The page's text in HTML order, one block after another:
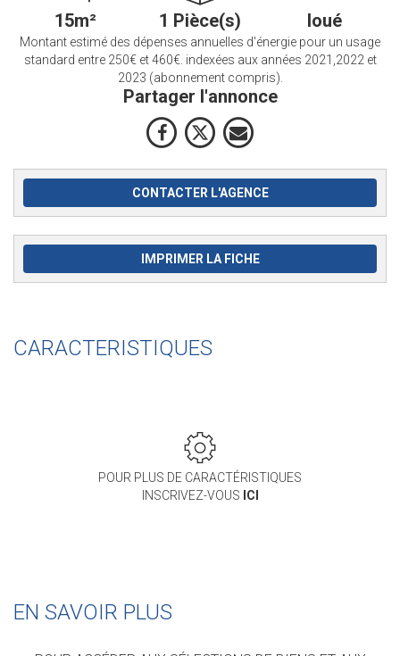
15m² 1 Pièce(s) loué
Montant estimé des dépenses annuelles d'énergie pour un usage
standard entre 250€ et 460€. indexées aux années 2021,2022 et
2023 (abonnement compris).
Partager l'annonce
CONTACTER L'AGENCE
IMPRIMER LA FICHE
CARACTERISTIQUES
POUR PLUS DE CARACTÉRISTIQUES
INSCRIVEZ-VOUS ICI
EN SAVOIR PLUS